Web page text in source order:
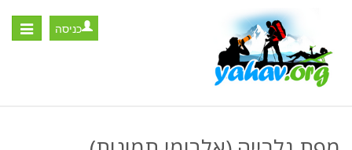
Toggle
כניסה